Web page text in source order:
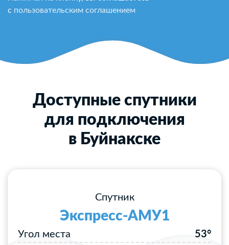
с пользовательским соглашением
Доступные спутники
для подключения
в Буйнакске
Спутник
Экспресс-АМУ1
Угол места
53°